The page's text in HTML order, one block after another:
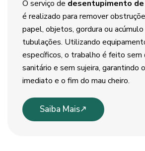
O serviço de desentupimento
é realizado para remover
papel, objetos, gordura ou
tubulações. Utilizando
específicos, o trabalho é feito sem
sanitário e sem sujeira, garantindo
imediato e o fim do mau cheiro.
Saiba Mais